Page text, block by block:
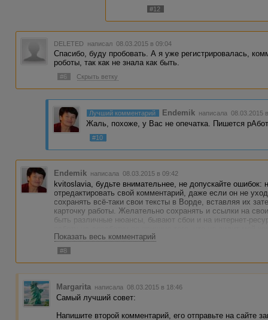
#12
DELETED написал 08.03.2015 в 09:04
Спасибо, буду пробовать. А я уже регистрировалась,
роботы, так как не знала как быть.
#6 Скрыть ветку
Лучший комментарий Endemik написала 08.03.2015
Жаль, похоже, у Вас не опечатка. Пишется
#10
Endemik написала 08.03.2015 в 09:42
kvitoslavia, будьте внимательнее, не допускайте ошибок:
отредактировать свой комментарий, даже если он не
сохранять всё-таки свои тексты в Ворде, вставляя их
карточку работы. Желательно сохранять и ссылки на
быть различные нюансы, бывают сбои и на интернет-
меня был сохранён, и я его восстановила. Удачи Вам и
Показать весь комментарий
#8
Margarita написала 08.03.2015 в 18:46
Самый лучший совет:
Напишите второй комментарий, его отправьте на сайте